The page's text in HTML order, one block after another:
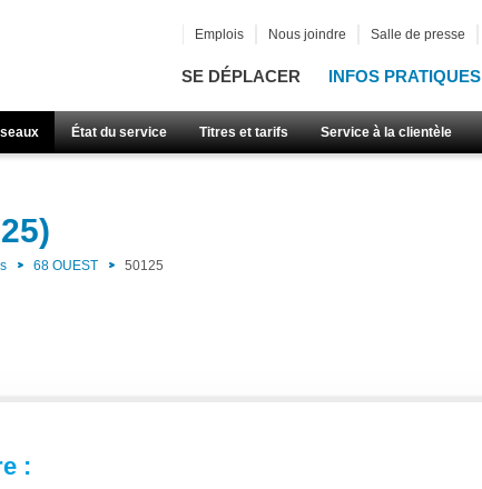
SE DÉPLACER INFOS PRATIQUES
État du service Titres et tarifs Service à la clientèle
Emplois Nous joindre Salle de presse
68 OUEST 50125
: